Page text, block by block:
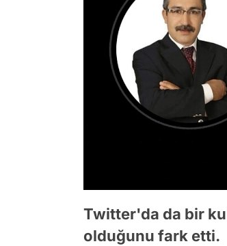
Twitter'da da bir
olduğunu fark etti.